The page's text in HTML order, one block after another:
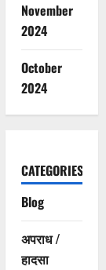
November
2024
October
2024
CATEGORIES
Blog
अपराध /
हादसा